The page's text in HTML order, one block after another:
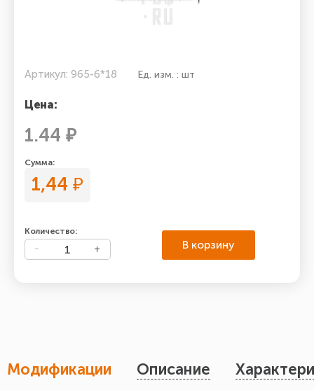
Артикул: 965-6*18 Ед. изм. : шт
Цена:
1.44 ₽
Сумма:
1,44 ₽
Количество:
В корзину
Модификации Описание